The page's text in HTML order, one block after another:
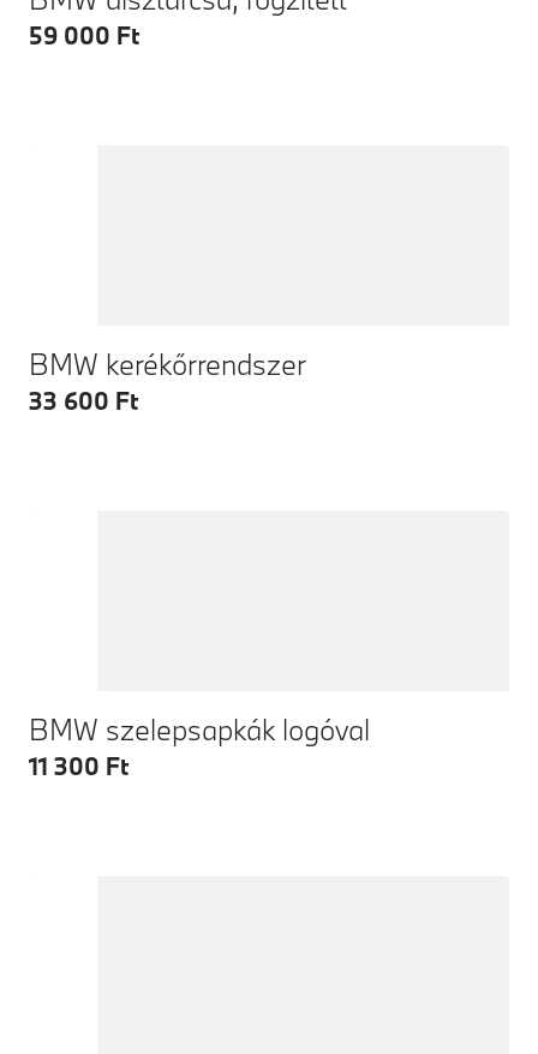
59 000 Ft
BMW kerékőrrendszer
33 600 Ft
BMW szelepsapkák logóval
11 300 Ft